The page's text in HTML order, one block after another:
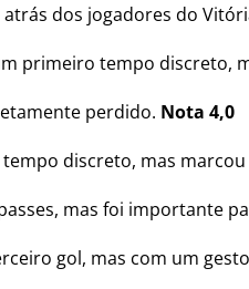
dos jogadores do
primeiro tempo discreto,
perdido. Nota 4,0
discreto, mas
mas foi importante
gol, mas com um